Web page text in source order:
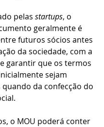
pelas startups, o
geralmente é
futuros sócios antes
da sociedade, com a
garantir que os termos
sejam
da confecção do
o MOU poderá conter